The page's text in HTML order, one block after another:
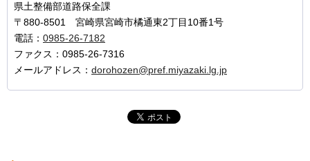
県土整備部道路保全課
〒880-8501 宮崎県宮崎市橘通東2丁目10番1号
電話： 0985-26-7182
ファクス：0985-26-7316
メールアドレス： dorohozen@pref.miyazaki.lg.jp